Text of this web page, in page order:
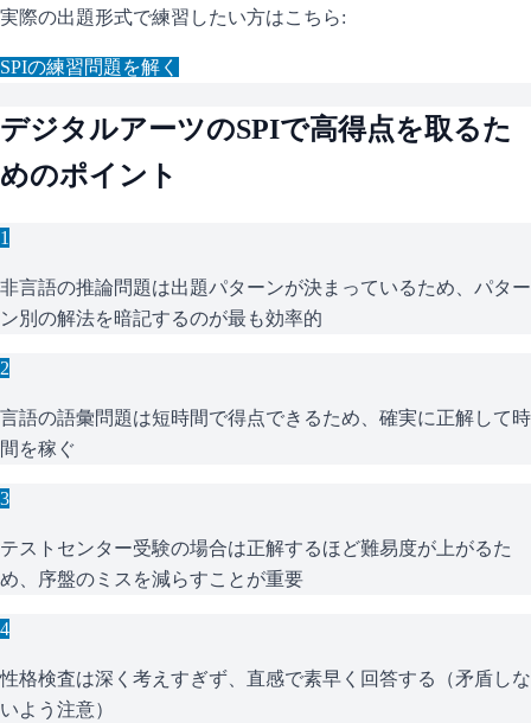
実際の出題形式で練習したい方はこちら:
SPIの練習問題を解く
デジタルアーツのSPIで高得点を取るた
めのポイント
1
非言語の推論問題は出題パターンが決まっているため、パター
ン別の解法を暗記するのが最も効率的
2
言語の語彙問題は短時間で得点できるため、確実に正解して時
間を稼ぐ
3
テストセンター受験の場合は正解するほど難易度が上がるた
め、序盤のミスを減らすことが重要
4
性格検査は深く考えすぎず、直感で素早く回答する（矛盾しな
いよう注意）